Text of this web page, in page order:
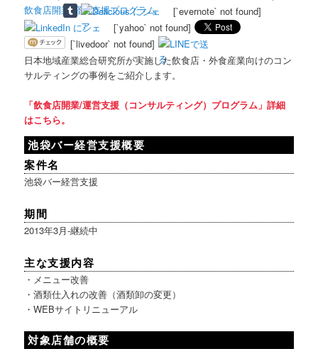
[`evernote` not found]
[`yahoo` not found]
[`livedoor` not found]
日本地域産業総合研究所が実施した飲食店・外食産業向けのコン
サルティングの事例をご紹介します。
「飲食店開業/運営支援（コンサルティング）プログラム」詳細
はこちら。
池袋バー経営支援概要
案件名
池袋バー経営支援
期間
2013年3月-継続中
主な支援内容
・メニュー改善
・酒類仕入れの改善（酒類卸の変更）
・WEBサイトリニューアル
対象店舗の概要